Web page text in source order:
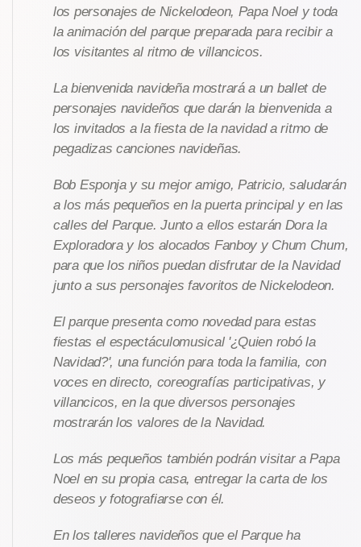
los personajes de Nickelodeon, Papa Noel y toda
la animación del parque preparada para recibir a
los visitantes al ritmo de villancicos.
La bienvenida navideña mostrará a un ballet de
personajes navideños que darán la bienvenida a
los invitados a la fiesta de la navidad a ritmo de
pegadizas canciones navideñas.
Bob Esponja y su mejor amigo, Patricio, saludarán
a los más pequeños en la puerta principal y en las
calles del Parque. Junto a ellos estarán Dora la
Exploradora y los alocados Fanboy y Chum Chum,
para que los niños puedan disfrutar de la Navidad
junto a sus personajes favoritos de Nickelodeon.
El parque presenta como novedad para estas
fiestas el espectáculomusical '¿Quien robó la
Navidad?', una función para toda la familia, con
voces en directo, coreografías participativas, y
villancicos, en la que diversos personajes
mostrarán los valores de la Navidad.
Los más pequeños también podrán visitar a Papa
Noel en su propia casa, entregar la carta de los
deseos y fotografiarse con él.
En los talleres navideños que el Parque ha